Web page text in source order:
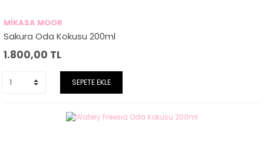
MİKASA MOOR
Sakura Oda Kokusu 200ml
1.800,00 TL
SEPETE EKLE